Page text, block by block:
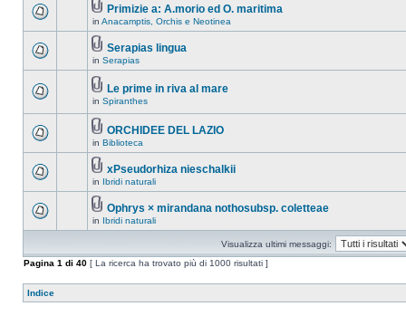
Primizie a: A.morio ed O. maritima
in Anacamptis, Orchis e Neotinea
Serapias lingua
in Serapias
Le prime in riva al mare
in Spiranthes
ORCHIDEE DEL LAZIO
in Biblioteca
xPseudorhiza nieschalkii
in Ibridi naturali
Ophrys × mirandana nothosubsp. coletteae
in Ibridi naturali
Visualizza ultimi messaggi:
Pagina 1 di 40 [ La ricerca ha trovato più di 1000 risultati ]
Indice